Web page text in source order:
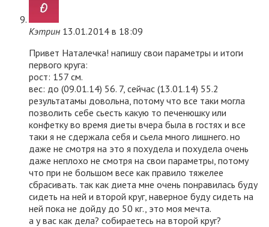
Кэтрин 13.01.2014 в 18:09
Привет Наталечка! напишу свои параметры и итоги
первого круга:
рост: 157 см.
вес: до (09.01.14) 56. 7, сейчас (13.01.14) 55.2
результатамы довольна, потому что все таки могла
позволить себе сьесть какую то печенюшку или
конфетку во время диеты вчера была в гостях и все
таки я не сдержала себя и сьела много лишнего. но
даже не смотря на это я похудела и похудела очень
даже неплохо не смотря на свои параметры, потому
что при не большом весе как правило тяжелее
сбрасивать. так как диета мне очень понравилась буду
сидеть на ней и второй круг, наверное буду сидеть на
ней пока не дойду до 50 кг., это моя мечта.
а у вас как дела? собираетесь на второй круг?